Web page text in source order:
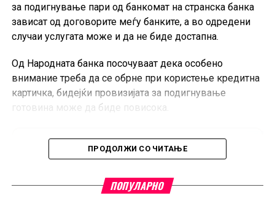
за подигнување пари од банкомат на странска банка
зависат од договорите меѓу банките, а во одредени
случаи услугата може и да не биде достапна.
Од Народната банка посочуваат дека особено
внимание треба да се обрне при користење кредитна
картичка, бидејќи провизијата за подигнување
готовина може да биде повисока.
ПРОДОЛЖИ СО ЧИТАЊЕ
ПОПУЛАРНО